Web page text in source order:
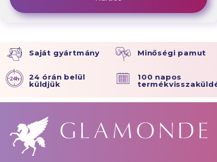
Saját gyártmány Minőségi pamut
24 órán belül
küldjük
100 napos